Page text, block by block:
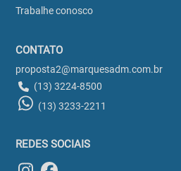
Trabalhe conosco
CONTATO
proposta2@marquesadm.com.br
(13) 3224-8500
(13) 3233-2211
REDES SOCIAIS